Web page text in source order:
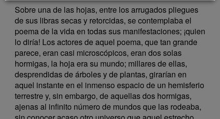
Sobre una de las hojas, entre los arrugados pliegues
de sus libras secas y retorcidas, se contemplaba el
poema de la vida en todas sus manifestaciones; ¡quien
lo diría! Los actores de aquel poema, que tan grande
parece, eran casi microscópicos, eran dos solas
hormigas, la hoja era su mundo; millares de ellas,
desprendidas de árboles y de plantas, girarían en
aquel instante en el inmenso espacio de un hemisferio
terrestre y, sin embargo, de aquellas dos hormigas,
ajenas al infinito número de mundos que las rodeaba,